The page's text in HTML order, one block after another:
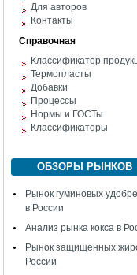
Для авторов
Контакты
Справочная
Классификатор
Термопласты
Добавки
Процессы
Нормы и ГОСТы
Классификаторы
ОБЗОРЫ РЫНКОВ
Рынок гуминовых
в России
Анализ рынка кокса в
Рынок защищенных
России